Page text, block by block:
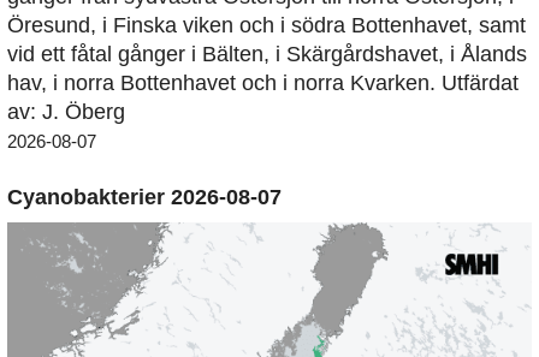
Öresund, i Finska viken och i södra Bottenhavet, samt
vid ett fåtal gånger i Bälten, i Skärgårdshavet, i Ålands
hav, i norra Bottenhavet och i norra Kvarken. Utfärdat
av: J. Öberg
2026-08-07
Cyanobakterier 2026-08-07